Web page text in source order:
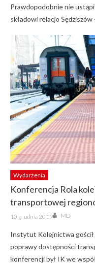
Prawdopodobnie nie
składowi relacjo
Wydarzenia
Konferencja Rola
transportowej
Posted
on
10 grudnia 2019 Author
MD
Instytut Kolejnictwa
poprawy dostępności
konferencji był IK we